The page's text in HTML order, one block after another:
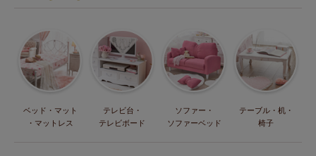
ベッド・マット
・マットレス
テレビ台・
テレビボード
ソファー・
ソファーベッド
テーブル・机・
椅子